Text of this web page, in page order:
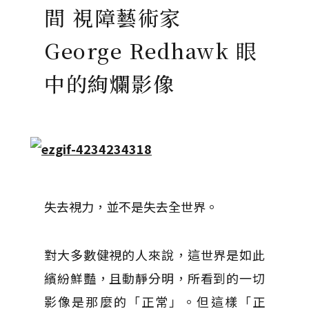
間 視障藝術家
George Redhawk 眼
中的絢爛影像
失去視力，並不是失去全世界。
對大多數健視的人來說，這世界是如此
繽紛鮮豔，且動靜分明，所看到的一切
影像是那麼的「正常」。但這樣「正